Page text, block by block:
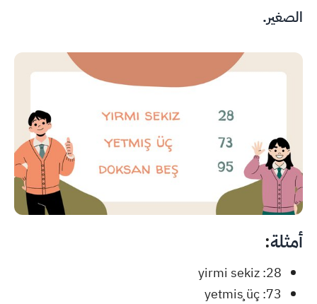
الصغير.
أمثلة:
28: yirmi sekiz
73: yetmiş üç